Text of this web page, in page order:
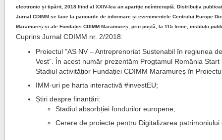
electronic și tipărit, 2018 fiind al XXIV-lea an apariție neîntreruptă. Distribuția
Jurnal CDIMM se face la panourile de informare și evenimentele Centrului Europe
Maramureș și ale Fundației CDIMM Maramureș, prin poștă, la 115 firme, instituții
Cuprins Jurnal CDIMM nr. 2/2018:
Proiectul ”AS NV – Antreprenoriat Sustenabil în regiunea
Vest”. În acest număr prezentăm Progtamul România Start
Stadiul activitățior Fundației CDIMM Maramureș în
IMM-uri pe harta interactivă #investEU;
Știri despre finanțări:
Stadiul absorbției fondurilor europene;
Cerere de proiecte pentru Digitalizarea patrimoniului